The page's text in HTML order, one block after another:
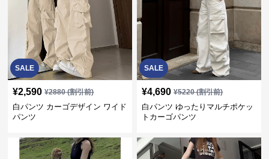
SALE
¥2,590 ¥2880(割引前)
白パンツ カーゴデザイン ワイド
パンツ
SALE
¥4,690 ¥5220(割引前)
白パンツ ゆったりマルチポケッ
トカーゴパンツ